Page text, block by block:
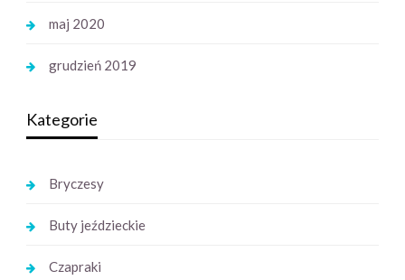
maj 2020
grudzień 2019
Kategorie
Bryczesy
Buty jeździeckie
Czapraki